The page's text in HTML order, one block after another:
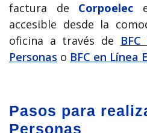
factura de Corpoelec
accesible desde la
oficina a través de
Personas o BFC en Línea
Pasos para
Personas